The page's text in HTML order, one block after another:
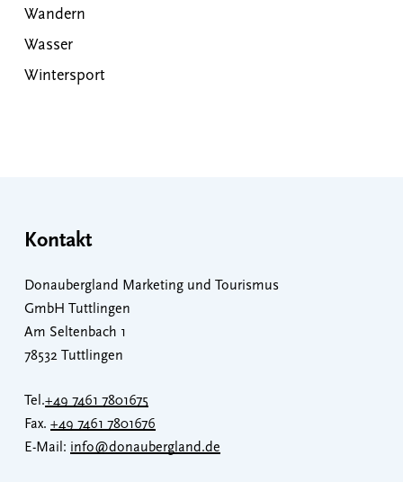
Wandern
Wasser
Wintersport
Kontakt
Donaubergland Marketing und Tourismus
GmbH Tuttlingen
Am Seltenbach 1
78532 Tuttlingen
Tel.+49 7461 7801675
Fax. +49 7461 7801676
E-Mail: info@donaubergland.de